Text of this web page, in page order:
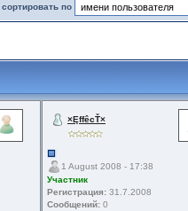
, сортировать по
×ĘffêcŤ×
1 August 2008 - 17:38
Участник
Регистрация: 31.7.2008
Сообщений: 0